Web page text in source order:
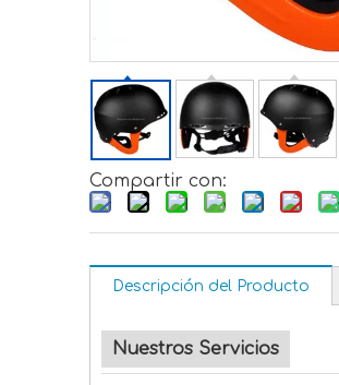
Compartir con:
Descripción del Producto
Nuestros Servicios